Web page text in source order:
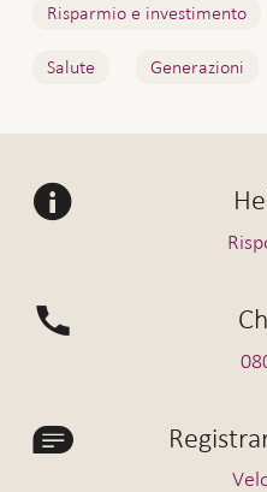
Risparmio e investimento
Salute Generazioni